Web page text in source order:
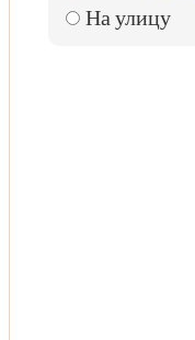
На улицу